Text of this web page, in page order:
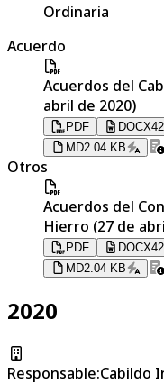
Ordinaria
Acuerdo
Acuerdos del
abril de 2020)
PDF DOCX
MD2.04 KB
Otros
Acuerdos del
Hierro (27 de
PDF DOCX
MD2.04 KB
2020
Responsable:Cabildo